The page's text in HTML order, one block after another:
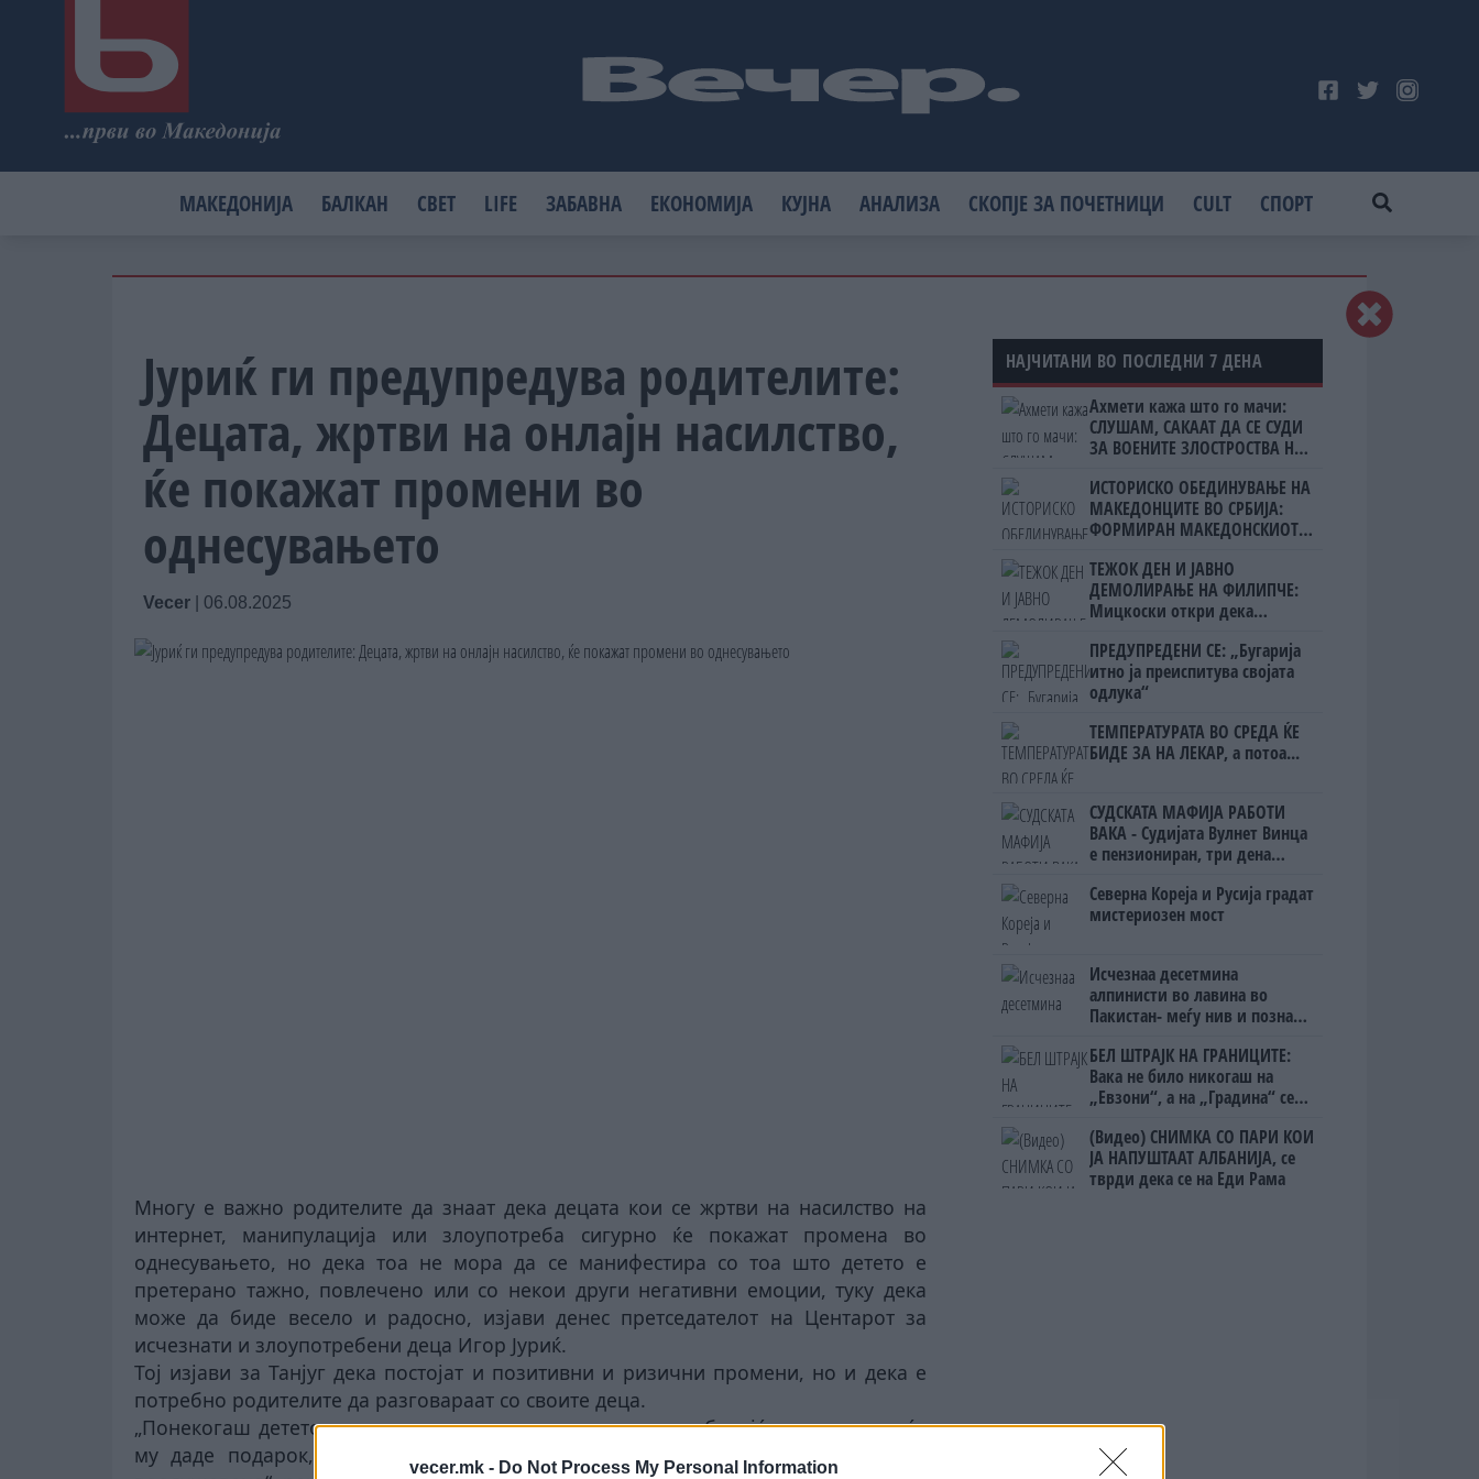
vecer.mk - Do Not Process My Personal Information
МАКЕДОНИЈА БАЛКАН СВЕТ LIFE ЗАБАВНА ЕКОНОМИЈА КУЈНА АНАЛИЗА СКОПЈЕ ЗА ПОЧЕТНИЦИ CULT СПОРТ
Јуриќ ги предупредува родителите:
Децата, жртви на онлајн насилство,
ќе покажат промени во
однесувањето
Vecer 06.08.2025
Многу е важно родителите да знаат дека децата кои се жртви на насилство на
интернет, манипулација или злоупотреба сигурно ќе покажат промена во
однесувањето, но дека тоа не мора да се манифестира со тоа што детето е
претерано тажно, повлечено или со некои други негативни емоции, туку дека
може да биде весело и радосно, изјави денес претседателот на Центарот за
исчезнати и злоупотребени деца Игор Јуриќ.
Тој изјави за Танјуг дека постојат и позитивни и ризични промени, но и дека е
потребно родителите да разговараат со своите деца.
„Понекогаш детето кое е жртва е толку весело, радосно, бидејќи предаторот ќе
му даде подарок, ќе му испрати пари и слично, а детето ќе биде целосно
НАЈЧИТАНИ ВО ПОСЛЕДНИ 7 ДЕНА
Ахмети кажа што го мачи:
СЛУШАМ, САКААТ ДА СЕ СУДИ
ЗА ВОЕНИТЕ ЗЛОСТРОСТВА НА
ИСТОРИСКО ОБЕДИНУВАЊЕ НА
МАКЕДОНЦИТЕ ВО СРБИЈА:
ФОРМИРАН МАКЕДОНСКИОТ
ТЕЖОК ДЕН И ЈАВНО
ДЕМОЛИРАЊЕ НА ФИЛИПЧЕ:
Мицкоски откри дека
ништо, освен за кеш
ПРЕДУПРЕДЕНИ СЕ: „Бугарија
итно ја преиспитува својата
одлука“
ТЕМПЕРАТУРАТА ВО СРЕДА ЌЕ
БИДЕ ЗА НА ЛЕКАР, а потоа...
СУДСКАТА МАФИЈА РАБОТИ
ВАКА - Судијата Вулнет Винца
е пензиониран, три дена
на бизнисменот Марковски
Северна Кореја и Русија градат
мистериозен мост
Исчезнаа десетмина
алпинисти во лавина во
Пакистан- меѓу нив и познат
БЕЛ ШТРАЈК НА ГРАНИЦИТЕ:
Вака не било никогаш на
„Евзони“, а на „Градина“ се
(Видео) СНИМКА СО ПАРИ КОИ
ЈА НАПУШТААТ АЛБАНИЈА, се
тврди дека се на Еди Рама